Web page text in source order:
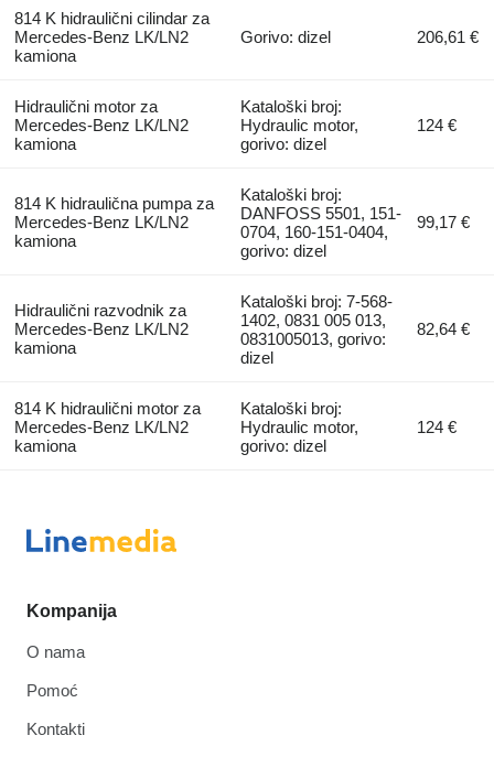
814 K hidraulični cilindar za
Mercedes-Benz LK/LN2
kamiona
Gorivo: dizel 206,61 €
Hidraulični motor za
Mercedes-Benz LK/LN2
kamiona
Kataloški broj:
Hydraulic motor,
gorivo: dizel
124 €
814 K hidraulična pumpa za
Mercedes-Benz LK/LN2
kamiona
Kataloški broj:
DANFOSS 5501, 151-
0704, 160-151-0404,
gorivo: dizel
99,17 €
Hidraulični razvodnik za
Mercedes-Benz LK/LN2
kamiona
Kataloški broj: 7-568-
1402, 0831 005 013,
0831005013, gorivo:
dizel
82,64 €
814 K hidraulični motor za
Mercedes-Benz LK/LN2
kamiona
Kataloški broj:
Hydraulic motor,
gorivo: dizel
124 €
Kompanija
O nama
Pomoć
Kontakti